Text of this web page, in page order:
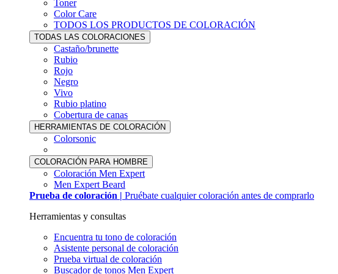
Toner
Color Care
TODOS LOS PRODUCTOS DE COLORACIÓN
TODAS LAS COLORACIONES
Castaño/brunette
Rubio
Rojo
Negro
Vivo
Rubio platino
Cobertura de canas
HERRAMIENTAS DE COLORACIÓN
Colorsonic
COLORACIÓN PARA HOMBRE
Coloración Men Expert
Men Expert Beard
Prueba de coloración | Pruébate cualquier coloración antes de comprarlo
Herramientas y consultas
Encuentra tu tono de coloración
Asistente personal de coloración
Prueba virtual de coloración
Buscador de tonos Men Expert